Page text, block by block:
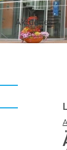
Aktuelles